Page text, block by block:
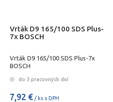
Vrták D9 165/100 SDS Plus-
7x BOSCH
Vrták D9 165/100 SDS Plus-7x
BOSCH
do 3 pracovných dní
7,92 € / ks s DPH